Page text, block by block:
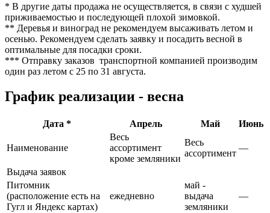
* В другие даты продажа не осуществляется, в связи с худшей
приживаемостью и последующей плохой зимовкой.
** Деревья и виноград не рекомендуем высаживать летом и
осенью. Рекомендуем сделать заявку и посадить весной в
оптимальные для посадки сроки.
*** Отправку заказов транспортной компанией производим
один раз летом с 25 по 31 августа.
График реализации - весна
Дата * Апрель Май Июнь
Наименование
Весь
ассортимент
кроме земляники
Весь
ассортимент
—
Выдача заявок
Питомник
(расположение есть на
Гугл и Яндекс картах)
ежедневно
май -
выдача
земляники
—